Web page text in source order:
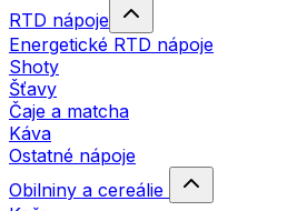
RTD nápoje
Energetické RTD nápoje
Shoty
Šťavy
Čaje a matcha
Káva
Ostatné nápoje
Obilniny a cereálie